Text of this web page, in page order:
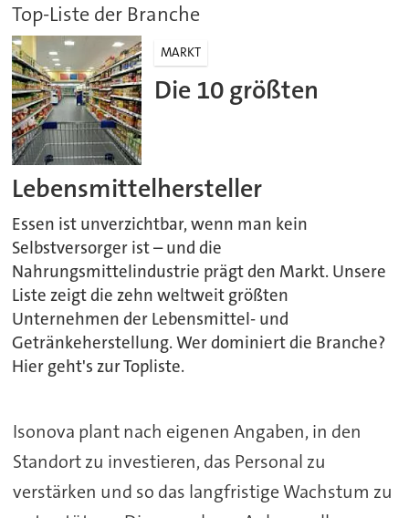
Top-Liste der Branche
MARKT
Die 10 größten
Lebensmittelhersteller
Essen ist unverzichtbar, wenn man kein
Selbstversorger ist – und die
Nahrungsmittelindustrie prägt den Markt. Unsere
Liste zeigt die zehn weltweit größten
Unternehmen der Lebensmittel- und
Getränkeherstellung. Wer dominiert die Branche?
Hier geht's zur Topliste.
Isonova plant nach eigenen Angaben, in den
Standort zu investieren, das Personal zu
verstärken und so das langfristige Wachstum zu